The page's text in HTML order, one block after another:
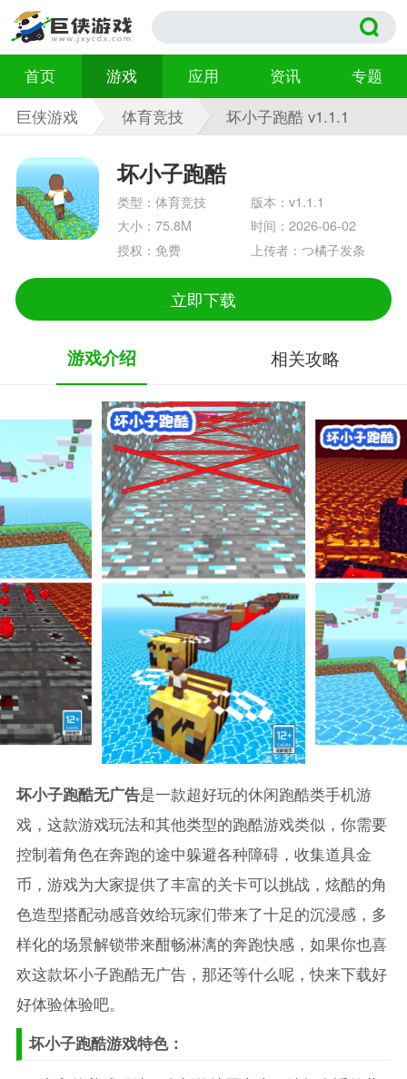
首页 游戏 应用 资讯
专题
巨侠游戏
体育竞技 坏小子跑酷 v1.1.1
坏小子跑酷
类型：体育竞技
版本：v1.1.1
大小：75.8M
时间：2026-06-02
授权：免费
上传者：つ橘子发条
立即下载
游戏介绍 相关攻略
坏小子跑酷无广告是一款超好玩的休闲跑酷类手机游
戏，这款游戏玩法和其他类型的跑酷游戏类似，你需要
控制着角色在奔跑的途中躲避各种障碍，收集道具金
币，游戏为大家提供了丰富的关卡可以挑战，炫酷的角
色造型搭配动感音效给玩家们带来了十足的沉浸感，多
样化的场景解锁带来酣畅淋漓的奔跑快感，如果你也喜
欢这款坏小子跑酷无广告，那还等什么呢，快来下载好
好体验体验吧。
坏小子跑酷游戏特色：